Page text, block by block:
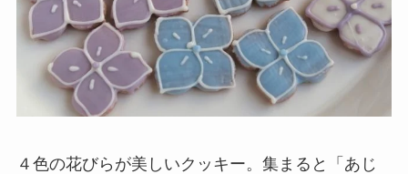
４色の花びらが美しいクッキー。集まると「あじ